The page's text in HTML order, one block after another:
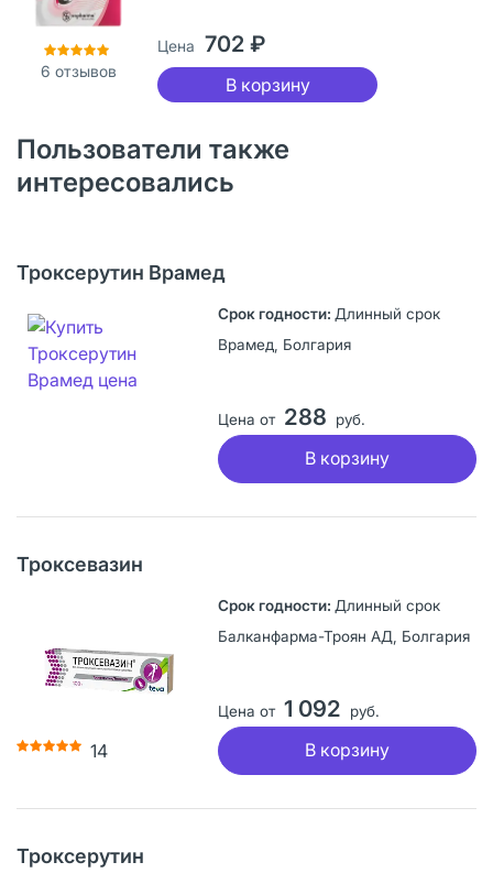
6 отзывов
Цена 702 ₽
В корзину
Пользователи также
интересовались
Троксерутин Врамед
Длинный срок
Врамед, Болгария
Цена от 288 руб.
В корзину
Троксевазин
14
Длинный срок
Балканфарма-Троян АД, Болгария
Цена от 1 092 руб.
В корзину
Троксерутин